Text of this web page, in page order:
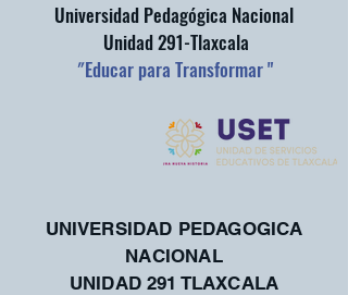
Universidad Pedagógica Nacional
Unidad 291-Tlaxcala
"Educar para Transformar "
UNIVERSIDAD PEDAGOGICA
NACIONAL
UNIDAD 291 TLAXCALA